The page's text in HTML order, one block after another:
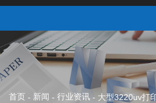
首页 - 新闻 - 行业资讯 - 大型3220uv打